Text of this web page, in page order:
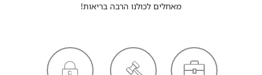
מאחלים לכולנו הרבה בריאות!